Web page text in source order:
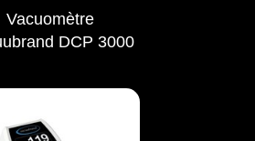
Vacuomètre
DCP 3000